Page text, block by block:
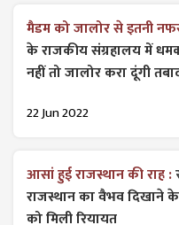
मैडम को जालोर से इतनी
के राजकीय संग्रहालय में
नहीं तो जालोर करा दूंगी
22 Jun 2022
आसां हुई राजस्थान की राह :
राजस्थान का वैभव दिखाने
को मिली रियायत